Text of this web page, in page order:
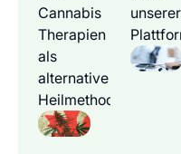
Cannabis
Therapien
als
alternative
Heilmethode
unserer